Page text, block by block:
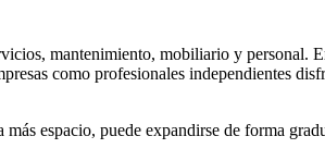
mantenimiento, mobiliario y personal.
como profesionales independientes
espacio, puede expandirse de forma